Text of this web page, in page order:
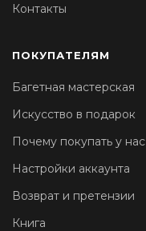
Контакты
ПОКУПАТЕЛЯМ
Багетная мастерская
Искусство в подарок
Почему покупать у нас
Настройки аккаунта
Возврат и претензии
Книга